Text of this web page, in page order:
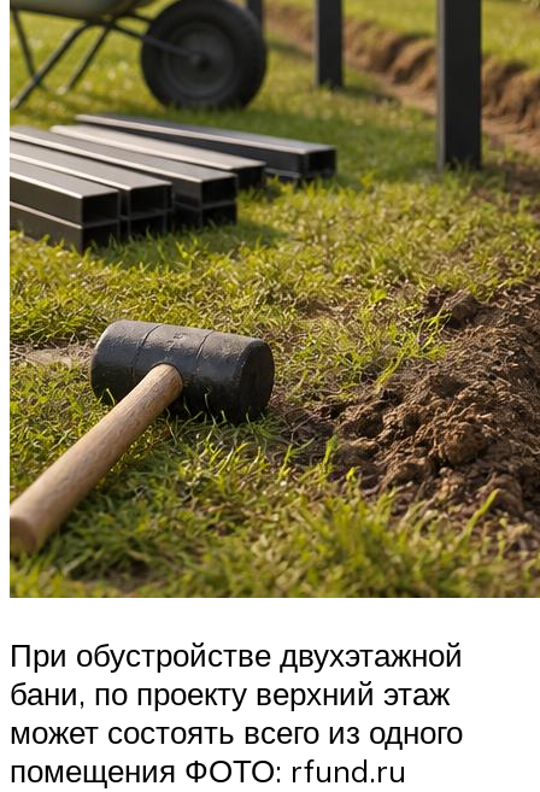
При обустройстве двухэтажной
бани, по проекту верхний этаж
может состоять всего из одного
помещения ФОТО: rfund.ru